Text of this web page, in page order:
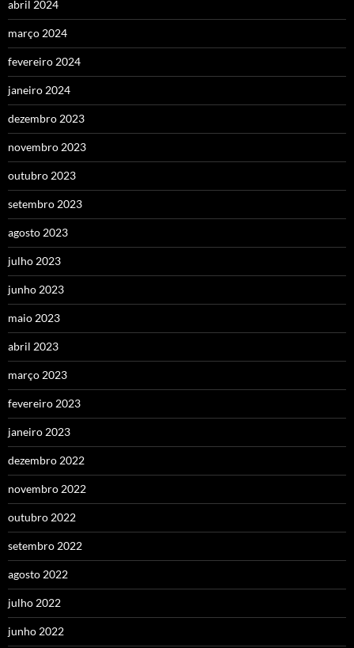
abril 2024
março 2024
fevereiro 2024
janeiro 2024
dezembro 2023
novembro 2023
outubro 2023
setembro 2023
agosto 2023
julho 2023
junho 2023
maio 2023
abril 2023
março 2023
fevereiro 2023
janeiro 2023
dezembro 2022
novembro 2022
outubro 2022
setembro 2022
agosto 2022
julho 2022
junho 2022